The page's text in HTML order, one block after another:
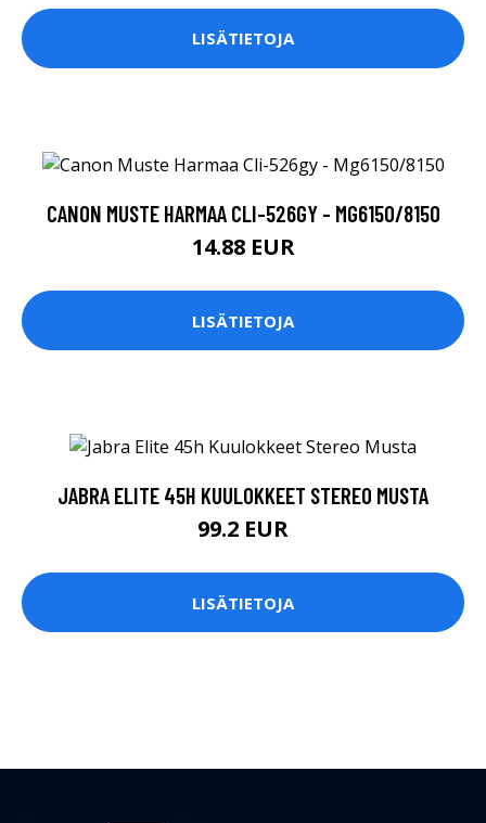
LISÄTIETOJA
CANON MUSTE HARMAA CLI-526GY - MG6150/8150
14.88 EUR
LISÄTIETOJA
JABRA ELITE 45H KUULOKKEET STEREO MUSTA
99.2 EUR
LISÄTIETOJA